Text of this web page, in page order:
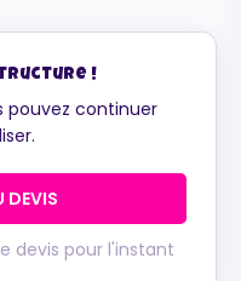
!
pouvez continuer
DEVIS
devis pour l'instant